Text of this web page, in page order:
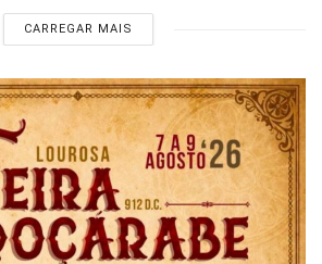
CARREGAR MAIS